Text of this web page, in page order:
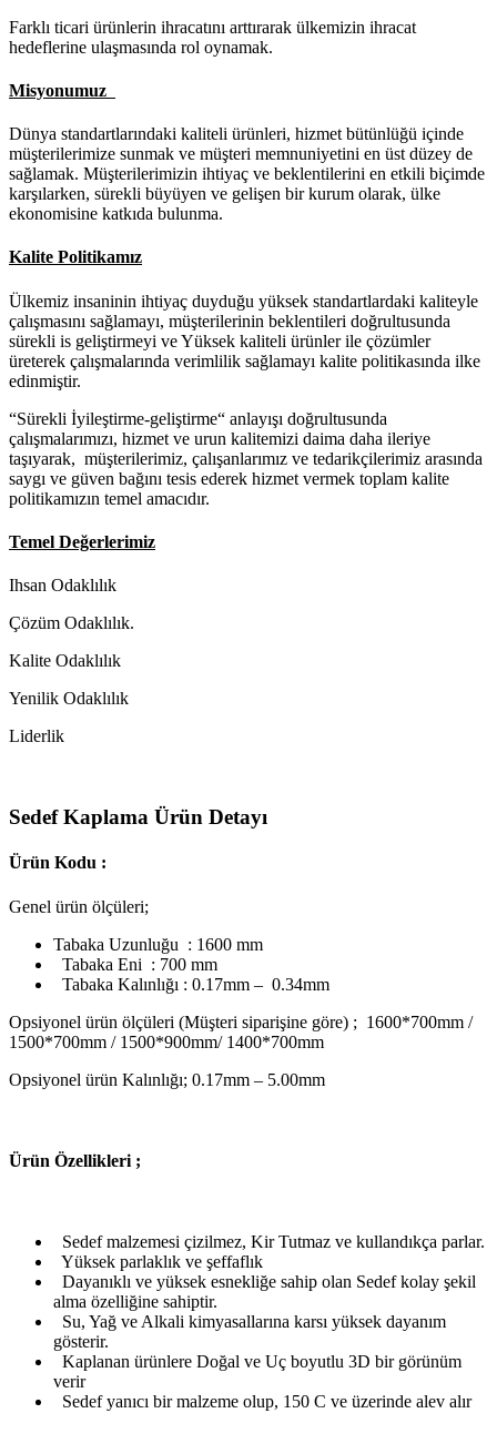
Farklı ticari ürünlerin ihracatını arttırarak ülkemizin ihracat
hedeflerine ulaşmasında rol oynamak.
Misyonumuz
Dünya standartlarındaki kaliteli ürünleri, hizmet bütünlüğü içinde
müşterilerimize sunmak ve müşteri memnuniyetini en üst düzey de
sağlamak. Müşterilerimizin ihtiyaç ve beklentilerini en etkili biçimde
karşılarken, sürekli büyüyen ve gelişen bir kurum olarak, ülke
ekonomisine katkıda bulunma.
Kalite Politikamız
Ülkemiz insaninin ihtiyaç duyduğu yüksek standartlardaki kaliteyle
çalışmasını sağlamayı, müşterilerinin beklentileri doğrultusunda
sürekli is geliştirmeyi ve Yüksek kaliteli ürünler ile çözümler
üreterek çalışmalarında verimlilik sağlamayı kalite politikasında ilke
edinmiştir.
“Sürekli İyileştirme-geliştirme“ anlayışı doğrultusunda
çalışmalarımızı, hizmet ve urun kalitemizi daima daha ileriye
taşıyarak, müşterilerimiz, çalışanlarımız ve tedarikçilerimiz arasında
saygı ve güven bağını tesis ederek hizmet vermek toplam kalite
politikamızın temel amacıdır.
Temel Değerlerimiz
Ihsan Odaklılık
Çözüm Odaklılık.
Kalite Odaklılık
Yenilik Odaklılık
Liderlik
Sedef Kaplama Ürün Detayı
Ürün Kodu :
Genel ürün ölçüleri;
Tabaka Uzunluğu : 1600 mm
Tabaka Eni : 700 mm
Tabaka Kalınlığı : 0.17mm – 0.34mm
Opsiyonel ürün ölçüleri (Müşteri siparişine göre) ; 1600*700mm /
1500*700mm / 1500*900mm/ 1400*700mm
Opsiyonel ürün Kalınlığı; 0.17mm – 5.00mm
Ürün Özellikleri ;
Sedef malzemesi çizilmez, Kir Tutmaz ve kullandıkça parlar.
Yüksek parlaklık ve şeffaflık
Dayanıklı ve yüksek esnekliğe sahip olan Sedef kolay şekil
alma özelliğine sahiptir.
Su, Yağ ve Alkali kimyasallarına karsı yüksek dayanım
gösterir.
Kaplanan ürünlere Doğal ve Uç boyutlu 3D bir görünüm
verir
Sedef yanıcı bir malzeme olup, 150 C ve üzerinde alev alır